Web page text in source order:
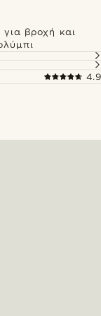
βροχή και
4.9